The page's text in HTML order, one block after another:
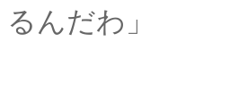
るんだわ」
薫は、剣